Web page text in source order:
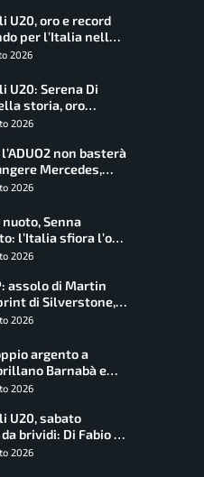
U20, oro e record
per l’Italia nella
Doualla
2026
U20: Serena Di
storia, oro
totale nei 5000 di
2026
non basterà
Mercedes,
la Macarena
2026
Senna
l’Italia sfiora l’oro
Paltrinieri
2026
assolo di Martin
di Silverstone,
Aprilia
2026
argento a
Barnabà e
2026
U20, sabato
brividi: Di Fabio e
le medaglie,
2026